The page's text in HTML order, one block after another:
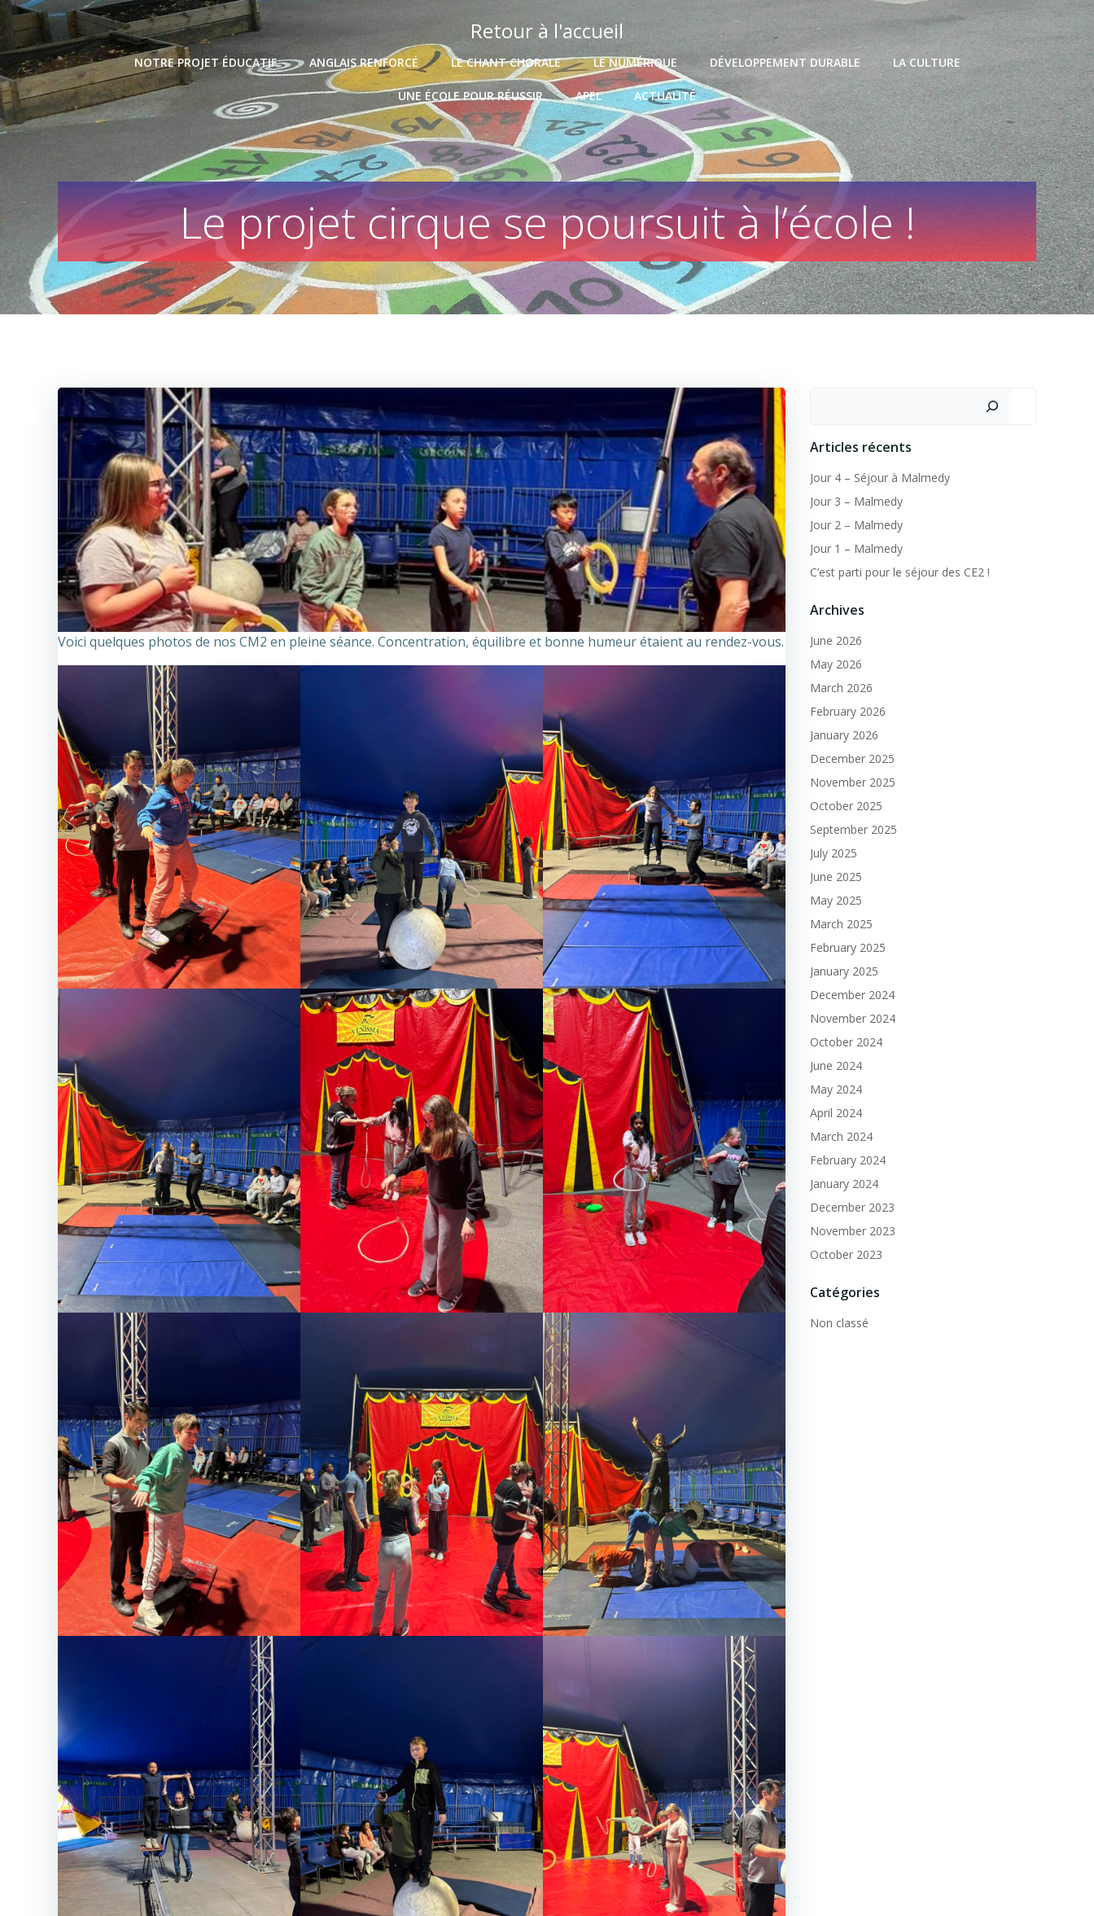
Skip
to
content
Retour à l'accueil
NOTRE PROJET ÉDUCATIF ANGLAIS RENFORCÉ LE CHANT CHORALE LE NUMÉRIQUE DÉVELOPPEMENT DURABLE LA CULTURE
UNE ÉCOLE POUR RÉUSSIR APEL ACTUALITÉ
Le projet cirque se poursuit à l’école !
Voici quelques photos de nos CM2 en pleine séance. Concentration, équilibre et bonne humeur étaient au rendez-vous.
Articles récents
Jour 4 – Séjour à Malmedy
Jour 3 – Malmedy
Jour 2 – Malmedy
Jour 1 – Malmedy
C’est parti pour le séjour des CE2 !
Archives
June 2026
May 2026
March 2026
February 2026
January 2026
December 2025
November 2025
October 2025
September 2025
July 2025
June 2025
May 2025
March 2025
February 2025
January 2025
December 2024
November 2024
October 2024
June 2024
May 2024
April 2024
March 2024
February 2024
January 2024
December 2023
November 2023
October 2023
Catégories
Non classé